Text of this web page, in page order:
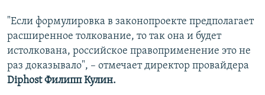
"Если формулировка в законопроекте предполагает
расширенное толкование, то так она и будет
истолкована, российское правоприменение это не
раз доказывало", – отмечает директор провайдера
Diphost Филипп Кулин.